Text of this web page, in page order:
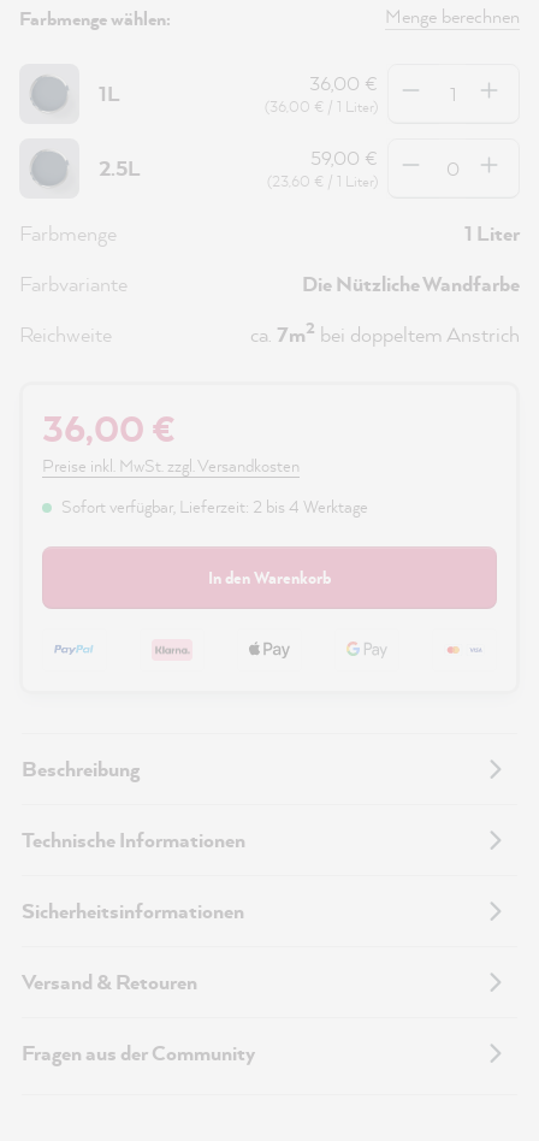
Farbmenge wählen: Menge berechnen
1L 36,00 €
(36,00 € / 1 Liter)
2.5L 59,00 €
(23,60 € / 1 Liter)
Farbmenge
1 Liter
Farbvariante
Die Nützliche Wandfarbe
Reichweite
ca. 7m2 bei doppeltem Anstrich
36,00 €
Preise inkl. MwSt. zzgl. Versandkosten
Sofort verfügbar, Lieferzeit: 2 bis 4 Werktage
In den Warenkorb
Beschreibung
Technische Informationen
Sicherheitsinformationen
Versand & Retouren
Fragen aus der Community